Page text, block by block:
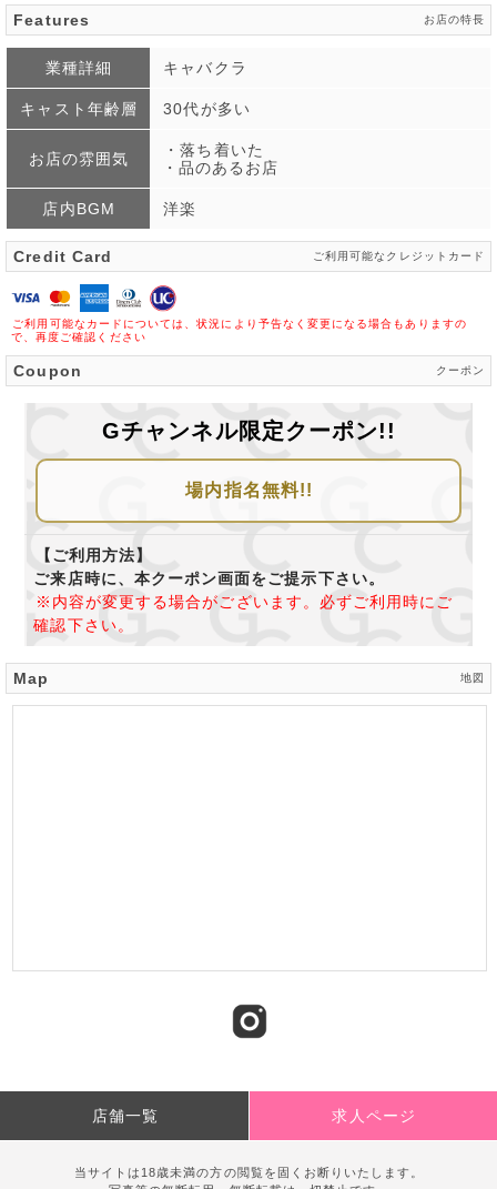
Features お店の特長
業種詳細 キャバクラ
キャスト年齢層 30代が多い
お店の雰囲気
・落ち着いた
・品のあるお店
店内BGM 洋楽
Credit Card ご利用可能なクレジットカード
ご利用可能なカードについては、状況により予告なく変更になる場合もありますの
で、再度ご確認ください
Coupon クーポン
Gチャンネル限定クーポン!!
場内指名無料!!
【ご利用方法】
ご来店時に、本クーポン画面をご提示下さい。
※内容が変更する場合がございます。必ずご利用時にご
確認下さい。
Map 地図
店舗一覧 求人ページ
当サイトは18歳未満の方の閲覧を固くお断りいたします。